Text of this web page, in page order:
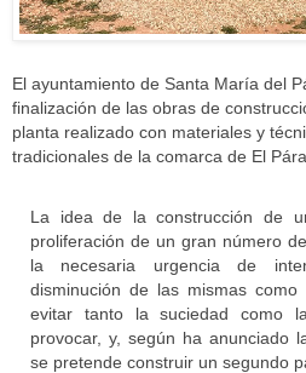
El ayuntamiento de Santa María del
finalización de las obras de
planta realizado con materiales y
tradicionales de la comarca de El
La idea de la construcción de
proliferación de un gran número
la necesaria urgencia de
disminución de las mismas
evitar tanto la suciedad como
provocar, y, según ha anunciado
se pretende construir un segundo